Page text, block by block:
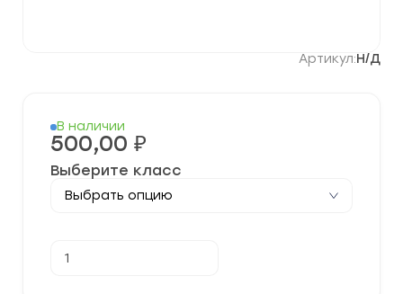
Артикул:Н/Д
В наличии
500,00 ₽
Выберите класс
товара